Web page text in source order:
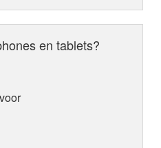
en tablets?
voor